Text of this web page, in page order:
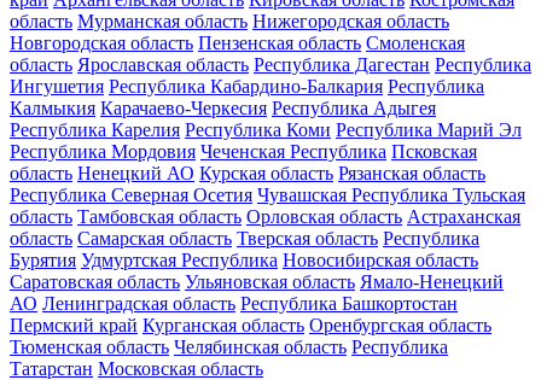
область Мурманская область Нижегородская область
Новгородская область Пензенская область Смоленская
область Ярославская область Республика Дагестан Республика
Ингушетия Республика Кабардино-Балкария Республика
Калмыкия Карачаево-Черкесия Республика Адыгея
Республика Карелия Республика Коми Республика Марий Эл
Республика Мордовия Чеченская Республика Псковская
область Ненецкий АО Курская область Рязанская область
Республика Северная Осетия Чувашская Республика Тульская
область Тамбовская область Орловская область Астраханская
область Самарская область Тверская область Республика
Бурятия Удмуртская Республика Новосибирская область
Саратовская область Ульяновская область Ямало-Ненецкий
АО Ленинградская область Республика Башкортостан
Пермский край Курганская область Оренбургская область
Тюменская область Челябинская область Республика
Татарстан Московская область